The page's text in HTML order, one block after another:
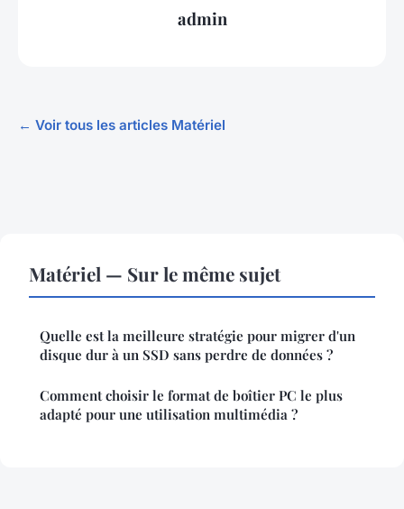
admin
← Voir tous les articles Matériel
Matériel — Sur le même sujet
Quelle est la meilleure stratégie pour migrer d'un
disque dur à un SSD sans perdre de données ?
Comment choisir le format de boîtier PC le plus
adapté pour une utilisation multimédia ?